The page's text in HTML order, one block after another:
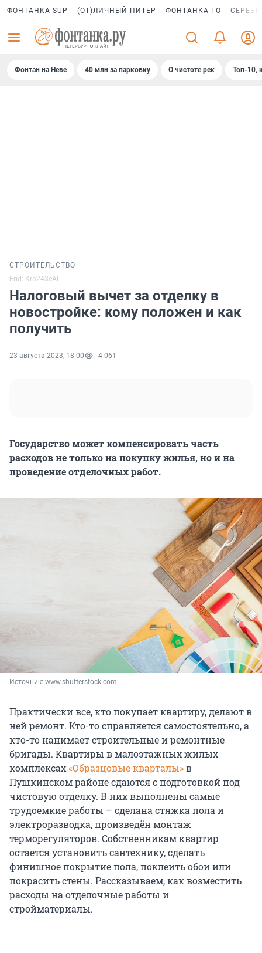
ФОНТАНКА SUP (ОТ)ЛИЧНЫЙ ПИТЕР ФОНТАНКА ГО
Фонтан на Неве 40 млн за парковку О чистоте рек Топ-10,
СТРОИТЕЛЬСТВО
Erid: Kra243eAL
Налоговый вычет за отделку в
новостройке: кому положен и как
получить
23 августа 2023, 18:00 4 061
Государство может компенсировать часть
расходов не только на покупку жилья, но и на
проведение отделочных работ.
Источник: www.shutterstock.com
Практически все, кто покупает квартиру, делают в
ней ремонт. Кто-то справляется самостоятельно, а
кто-то нанимает строительные и ремонтные
бригады. Квартиры в малоэтажных жилых
комплексах«Образцовые кварталы»в
Пушкинском районе сдаются с подготовкой под
чистовую отделку. В них выполнены самые
трудоемкие работы – сделана стяжка пола и
электроразводка, произведён монтаж
терморегуляторов. Собственникам квартир
остается установить сантехнику, сделать
финишное покрытие пола, поклеить обои или
покрасить стены. Рассказываем, как возместить
расходы на отделочные работы и
стройматериалы.